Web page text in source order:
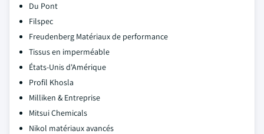
Du Pont
Filspec
Freudenberg Matériaux de performance
Tissus en imperméable
États-Unis d'Amérique
Profil Khosla
Milliken & Entreprise
Mitsui Chemicals
Nikol matériaux avancés